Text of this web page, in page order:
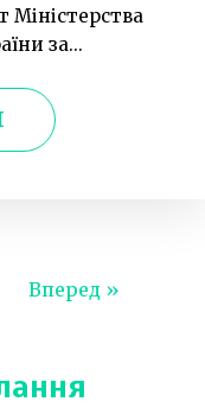
Міністерства
за...
Вперед »